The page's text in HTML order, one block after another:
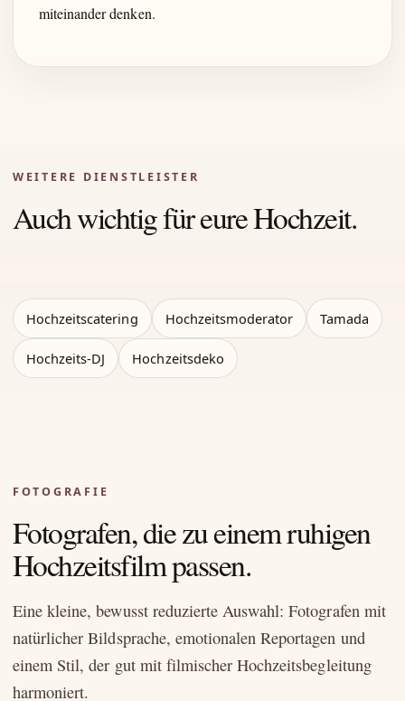
miteinander denken.
WEITERE DIENSTLEISTER
Auch wichtig für eure Hochzeit.
Hochzeitscatering Hochzeitsmoderator Tamada
Hochzeits-DJ Hochzeitsdeko
FOTOGRAFIE
Fotografen, die zu einem ruhigen
Hochzeitsfilm passen.
Eine kleine, bewusst reduzierte Auswahl: Fotografen mit
natürlicher Bildsprache, emotionalen Reportagen und
einem Stil, der gut mit filmischer Hochzeitsbegleitung
harmoniert.